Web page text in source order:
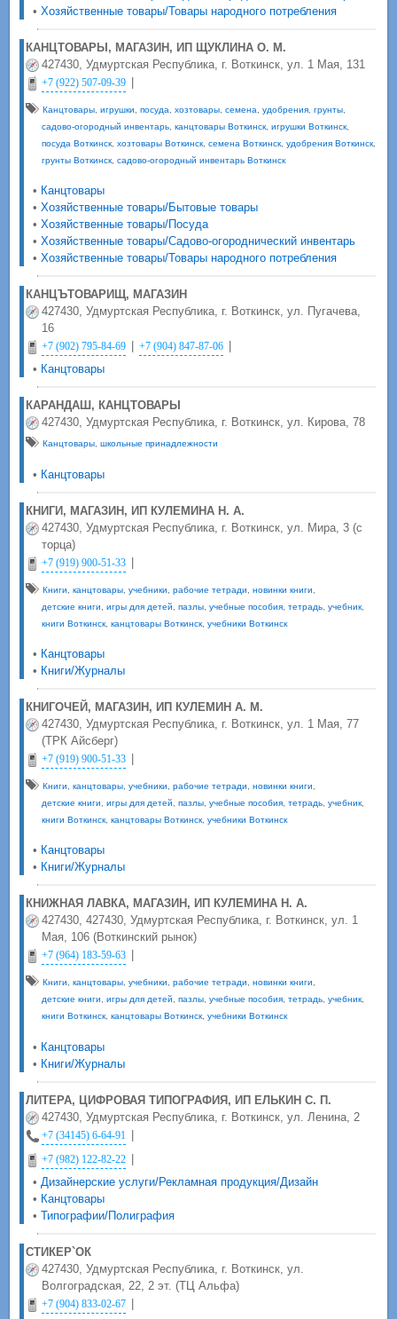
• Хозяйственные товары/Товары народного потребления
КАНЦТОВАРЫ, МАГАЗИН, ИП ЩУКЛИНА О. М.
427430, Удмуртская Республика, г. Воткинск, ул. 1 Мая, 131
+7 (922) 507-09-39 |
Канцтовары, игрушки посуда хозтовары, семена удобрения, грунты,
садово-огородный инвентарь, канцтовары Воткинск, игрушки Воткинск,
посуда Воткинск, хозтовары Воткинск, семена Воткинск, удобрения Воткинск,
грунты Воткинск, садово-огородный инвентарь Воткинск
• Канцтовары
• Хозяйственные товары/Бытовые товары
• Хозяйственные товары/Посуда
• Хозяйственные товары/Садово-огороднический инвентарь
• Хозяйственные товары/Товары народного потребления
КАНЦЪТОВАРИЩ, МАГАЗИН
427430, Удмуртская Республика, г. Воткинск, ул. Пугачева,
16
+7 (902) 795-84-69 +7 (904) 847-87-06
• Канцтовары
КАРАНДАШ, КАНЦТОВАРЫ
427430, Удмуртская Республика, г. Воткинск, ул. Кирова, 78
Канцтовары, школьные принадлежности
• Канцтовары
КНИГИ, МАГАЗИН, ИП КУЛЕМИНА Н. А.
427430, Удмуртская Республика, г. Воткинск, ул. Мира, 3 (с
торца)
+7 (919) 900-51-33 |
Книги канцтовары, учебники рабочие тетради новинки книги
детские книги
игры для детей пазлы, учебные пособия, тетрадь, учебник,
книги Воткинск, канцтовары Воткинск, учебники Воткинск
• Канцтовары
• Книги/Журналы
КНИГОЧЕЙ, МАГАЗИН, ИП КУЛЕМИН А. М.
427430, Удмуртская Республика, г. Воткинск, ул. 1 Мая, 77
(ТРК Айсберг)
+7 (919) 900-51-33
Книги канцтовары, учебники рабочие тетради новинки книги
детские книги
игры для детей пазлы, учебные пособия, тетрадь, учебник,
книги Воткинск, канцтовары Воткинск, учебники Воткинск
• Канцтовары
• Книги/Журналы
КНИЖНАЯ ЛАВКА, МАГАЗИН, ИП КУЛЕМИНА Н. А.
427430, 427430, Удмуртская Республика, г. Воткинск, ул. 1
Мая, 106 (Воткинский рынок)
+7 (964) 183-59-63
Книги, канцтовары, учебники, рабочие тетради, новинки книги,
детские книги, игры для детей, пазлы, учебные пособия, тетрадь, учебник,
книги Воткинск, канцтовары Воткинск, учебники Воткинск
• Канцтовары
• Книги/Журналы
ЛИТЕРА, ЦИФРОВАЯ ТИПОГРАФИЯ, ИП ЕЛЬКИН С. П.
427430, Удмуртская Республика, г. Воткинск, ул. Ленина, 2
+7 (34145) 6-64-91
+7 (982) 122-82-22
• Дизайнерские услуги/Рекламная продукция/Дизайн
• Канцтовары
• Типографии/Полиграфия
СТИКЕР`ОК
427430, Удмуртская Республика, г. Воткинск, ул.
Волгоградская, 22, 2 эт. (ТЦ Альфа)
+7 (904) 833-02-67